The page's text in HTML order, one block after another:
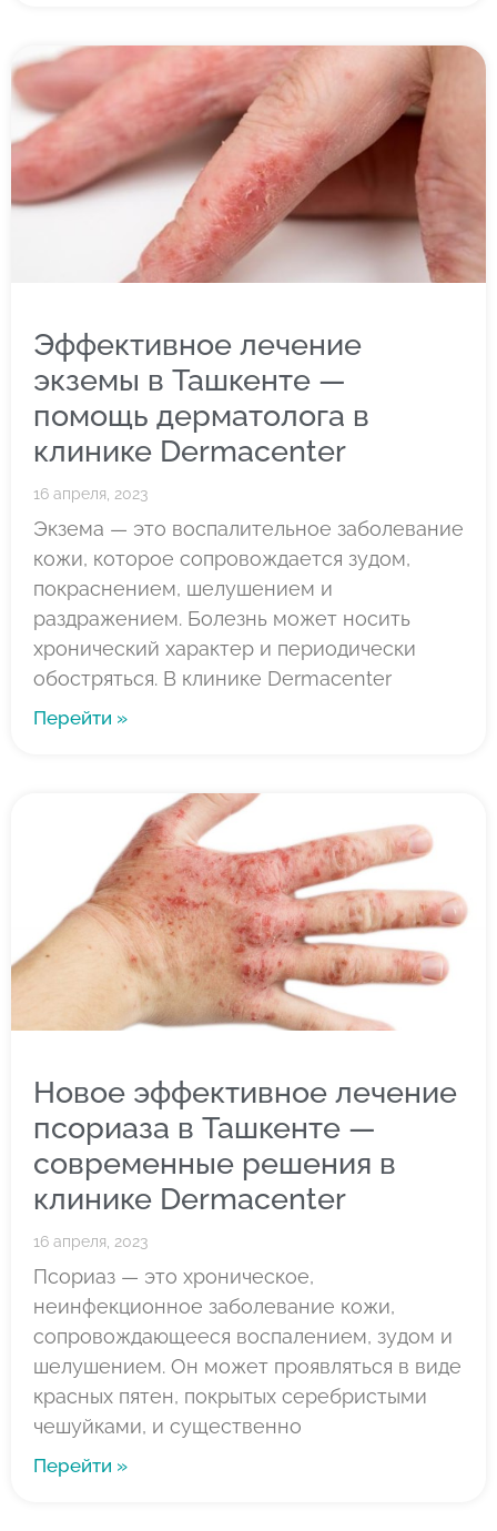
Эффективное лечение
экземы в Ташкенте —
помощь дерматолога в
клинике Dermacenter
16 апреля, 2023
Экзема — это воспалительное заболевание
кожи, которое сопровождается зудом,
покраснением, шелушением и
раздражением. Болезнь может носить
хронический характер и периодически
обостряться. В клинике Dermacenter
Перейти »
Новое эффективное лечение
псориаза в Ташкенте —
современные решения в
клинике Dermacenter
16 апреля, 2023
Псориаз — это хроническое,
неинфекционное заболевание кожи,
сопровождающееся воспалением, зудом и
шелушением. Он может проявляться в виде
красных пятен, покрытых серебристыми
чешуйками, и существенно
Перейти »